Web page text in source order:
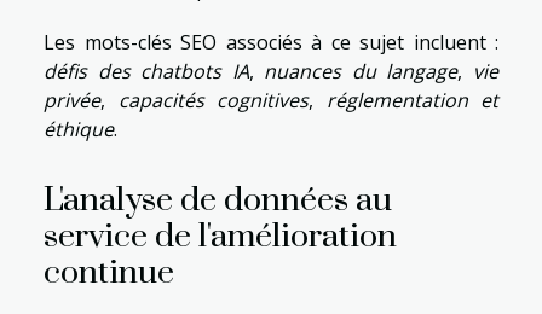
Les mots-clés SEO associés à ce sujet incluent :
défis des chatbots IA, nuances du langage, vie
privée, capacités cognitives, réglementation et
éthique.
L'analyse de données au
service de l'amélioration
continue